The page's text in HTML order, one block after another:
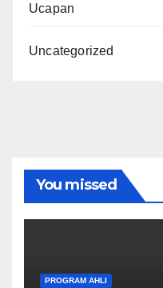
Ucapan
Uncategorized
You missed
PROGRAM AHLI